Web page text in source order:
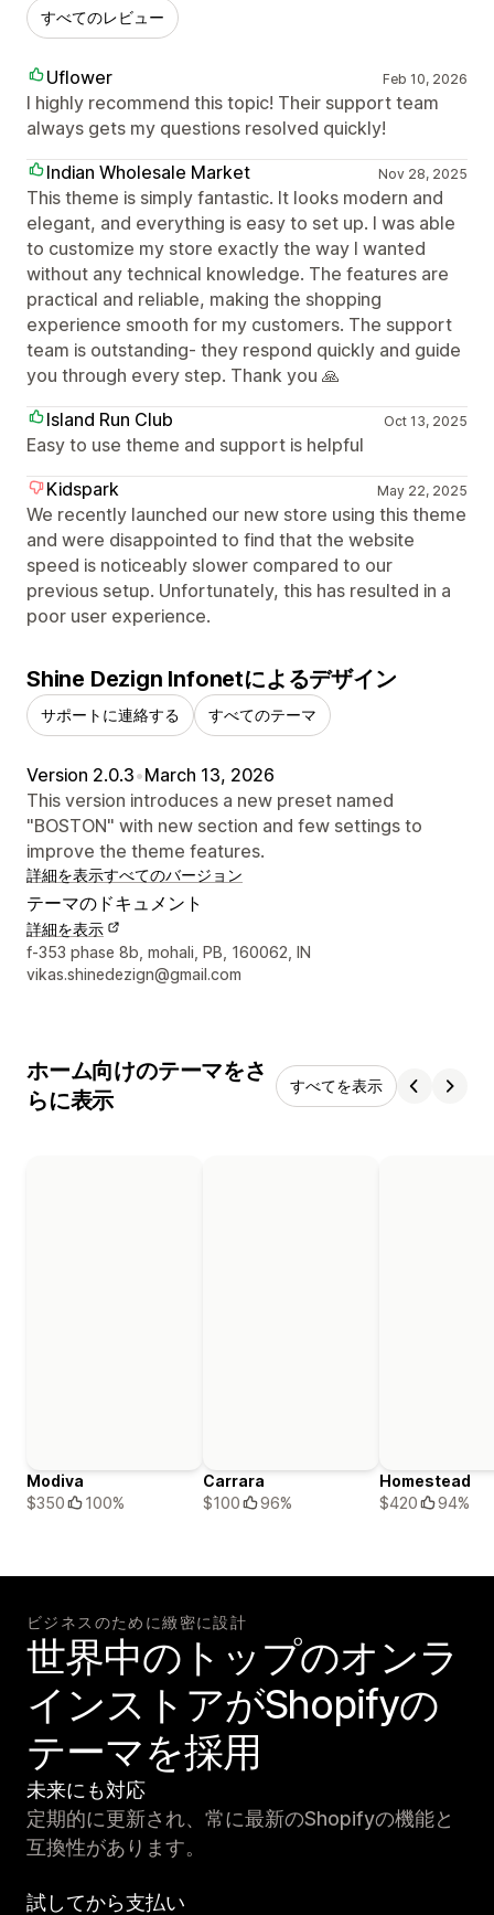
すべてのレビュー
Uflower Feb 10, 2026
I highly recommend this topic! Their support team
always gets my questions resolved quickly!
Indian Wholesale Market
Nov 28, 2025
This theme is simply fantastic. It looks modern and
elegant, and everything is easy to set up. I was able
to customize my store exactly the way I wanted
without any technical knowledge. The features are
practical and reliable, making the shopping
experience smooth for my customers. The support
team is outstanding- they respond quickly and guide
you through every step. Thank you 🙏
Island Run Club
Oct 13, 2025
Easy to use theme and support is helpful
Kidspark
May 22, 2025
We recently launched our new store using this theme
and were disappointed to find that the website
speed is noticeably slower compared to our
previous setup. Unfortunately, this has resulted in a
poor user experience.
Shine Dezign Infonetによるデザイン
サポートに連絡する すべてのテーマ
Version 2.0.3•March 13, 2026
This version introduces a new preset named
"BOSTON" with new section and few settings to
improve the theme features.
詳細を表示すべてのバージョン
テーマのドキュメント
詳細を表示
デザイナーの連絡先情報
f-353 phase 8b, mohali, PB, 160062, IN
vikas.shinedezign@gmail.com
ホーム向けのテーマをさ
らに表示
すべてを表示
Modiva
$350
100%
Carrara
$100
96%
Homestead
$420
94%
ビジネスのために緻密に設計
世界中のトップのオンラ
インストアがShopifyの
テーマを採用
未来にも対応
定期的に更新され、常に最新のShopifyの機能と
互換性があります。
試してから支払い